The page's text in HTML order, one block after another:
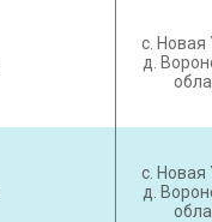
с. Новая
д.
с. Новая
д.